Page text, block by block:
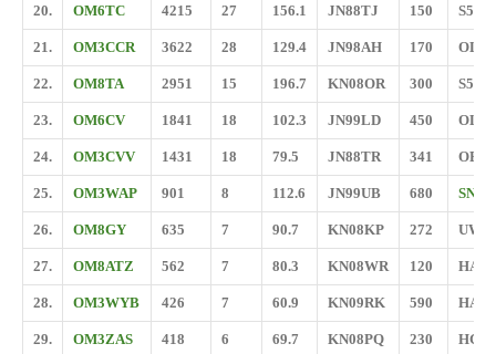
20. OM6TC 4215 27 156.1 JN88TJ 150 S52W
21. OM3CCR 3622 28 129.4 JN98AH 170 OL4A
22. OM8TA 2951 15 196.7 KN08OR 300 S50C
23. OM6CV 1841 18 102.3 JN99LD 450
24. OM3CVV 1431 18 79.5 JN88TR 341
25. OM3WAP 901 8 112.6 JN99UB 680 SN7L
26. OM8GY 635 7 90.7 KN08KP 272
27. OM8ATZ 562 7 80.3 KN08WR 120
28. OM3WYB 426 7 60.9 KN09RK 590
29. OM3ZAS 418 6 69.7 KN08PQ 230